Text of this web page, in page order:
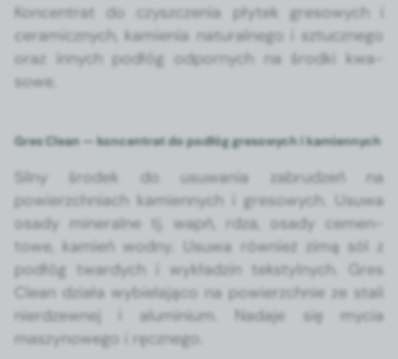
Kon­cen­trat do czyszczenia płytek gre­sowych i
ceram­icznych, kamienia nat­u­ral­nego i sztucznego
oraz innych podłóg odpornych na środ­ki kwa­
sowe.
Gres Clean — koncentrat do podłóg gresowych i kamiennych
Sil­ny środek do usuwa­nia zabrudzeń na
powierzch­ni­ach kami­en­nych i gre­sowych. Usuwa
osady min­er­alne tj. wapń, rdza, osady cemen­
towe, kamień wod­ny. Usuwa również zimą sól z
podłóg twardych i wykładzin tek­styl­nych. Gres
Clean dzi­ała wybiela­ją­co na powierzch­nie ze stali
nierdzewnej i alu­mini­um. Nada­je się mycia
maszynowego i ręcznego.